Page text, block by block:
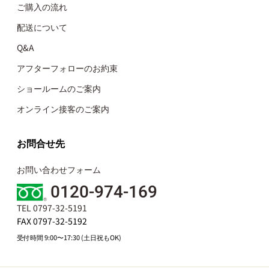
ご購入の流れ
配送について
Q&A
アフターフォローのお約束
ショールームのご案内
オンライン接客のご案内
お問合せ先
お問い合わせフォーム
0120-974-169
TEL 0797-32-5191
FAX 0797-32-5192
受付時間 9:00〜17:30 (土日祝もOK)